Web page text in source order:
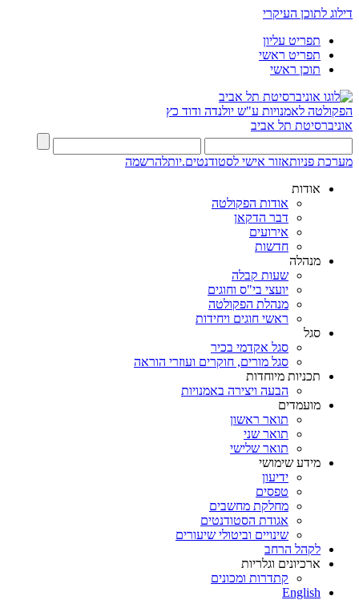
דילוג לתוכן העיקרי
תפריט עליון
תפריט ראשי
תוכן ראשי
הפקולטה לאמנויות ע"ש יולנדה ודוד כץ
אוניברסיטת תל אביב
מערכת פניותאזור אישי לסטודנטים.יותלהרשמה
אודות
אודות הפקולטה
דבר הדקאן
אירועים
חדשות
מנהלה
שעות קבלה
יועצי בי"ס וחוגים
מנהלת הפקולטה
ראשי חוגים ויחידות
סגל
סגל אקדמי בכיר
סגל מורים, חוקרים ועוזרי הוראה
תכניות מיוחדות
הבעה ויצירה באמנויות
מועמדים
תואר ראשון
תואר שני
תואר שלישי
מידע שימושי
ידיעון
טפסים
מחלקת מחשבים
אגודת הסטודנטים
שינויים וביטולי שיעורים
לקהל הרחב
ארכיונים וגלריות
קתדרות ומכונים
English